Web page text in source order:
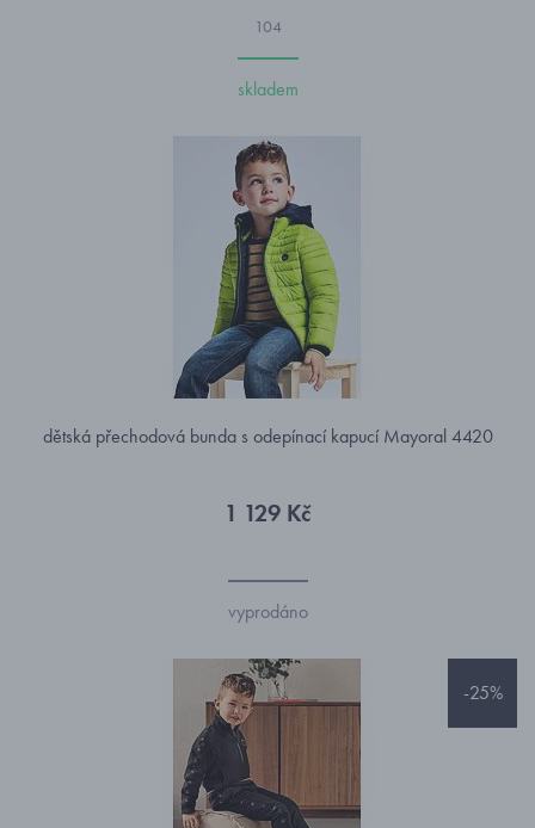
104
skladem
dětská přechodová bunda s odepínací kapucí Mayoral 4420
1 129 Kč
vyprodáno
-25%